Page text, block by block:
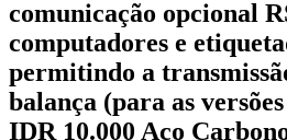
comunicação opcional
computadores e
permitindo a
balança (para as
IDR 10.000 Aço